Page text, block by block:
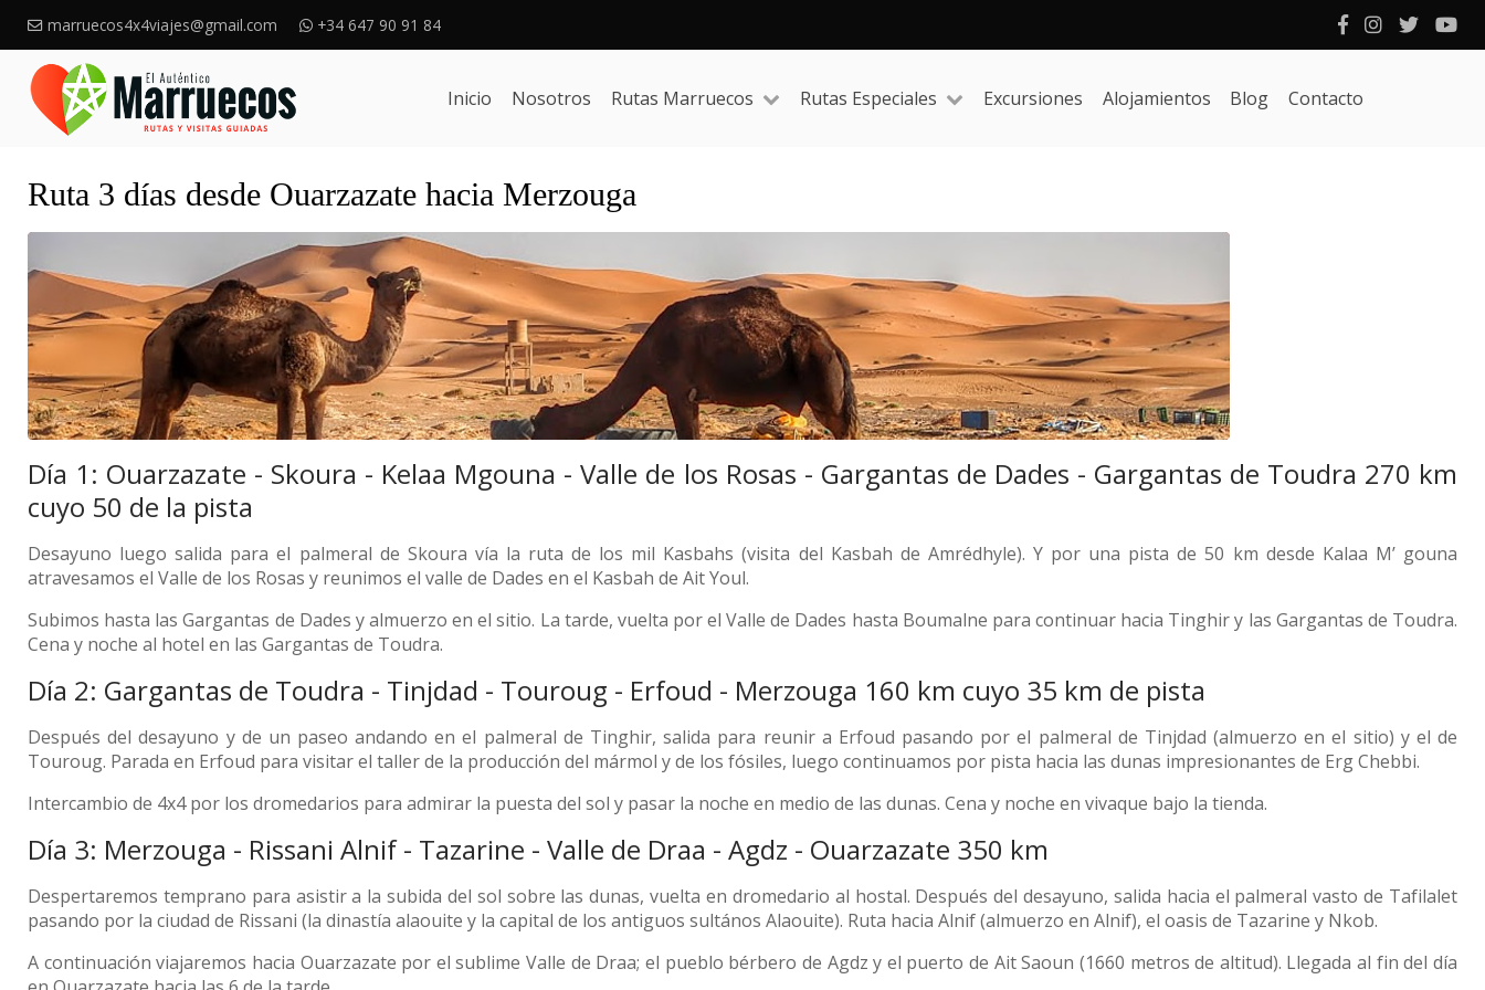
marruecos4x4viajes@gmail.com +34 647 90 91 84
Inicio Nosotros Rutas Marruecos Rutas Especiales Excursiones Alojamientos Blog Contacto
Ruta 3 días desde Ouarzazate hacia Merzouga
Día 1: Ouarzazate - Skoura - Kelaa Mgouna - Valle de los Rosas - Gargantas de Dades - Gargantas de Toudra 270 km
cuyo 50 de la pista
Desayuno luego salida para el palmeral de Skoura vía la ruta de los mil Kasbahs (visita del Kasbah de Amrédhyle). Y por una pista de 50 km desde Kalaa M’ gouna
atravesamos el Valle de los Rosas y reunimos el valle de Dades en el Kasbah de Ait Youl.
Subimos hasta las Gargantas de Dades y almuerzo en el sitio. La tarde, vuelta por el Valle de Dades hasta Boumalne para continuar hacia Tinghir y las Gargantas de Toudra.
Cena y noche al hotel en las Gargantas de Toudra.
Día 2: Gargantas de Toudra - Tinjdad - Touroug - Erfoud - Merzouga 160 km cuyo 35 km de pista
Después del desayuno y de un paseo andando en el palmeral de Tinghir, salida para reunir a Erfoud pasando por el palmeral de Tinjdad (almuerzo en el sitio) y el de
Touroug. Parada en Erfoud para visitar el taller de la producción del mármol y de los fósiles, luego continuamos por pista hacia las dunas impresionantes de Erg Chebbi.
Intercambio de 4x4 por los dromedarios para admirar la puesta del sol y pasar la noche en medio de las dunas. Cena y noche en vivaque bajo la tienda.
Día 3: Merzouga - Rissani Alnif - Tazarine - Valle de Draa - Agdz - Ouarzazate 350 km
Despertaremos temprano para asistir a la subida del sol sobre las dunas, vuelta en dromedario al hostal. Después del desayuno, salida hacia el palmeral vasto de Tafilalet
pasando por la ciudad de Rissani (la dinastía alaouite y la capital de los antiguos sultános Alaouite). Ruta hacia Alnif (almuerzo en Alnif), el oasis de Tazarine y Nkob.
A continuación viajaremos hacia Ouarzazate por el sublime Valle de Draa; el pueblo bérbero de Agdz y el puerto de Ait Saoun (1660 metros de altitud). Llegada al fin del día